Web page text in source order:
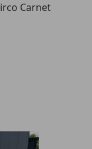
Carnet